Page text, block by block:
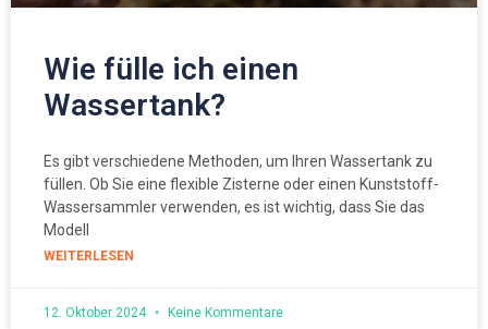
Wie fülle ich einen
Wassertank?
Es gibt verschiedene Methoden, um Ihren Wassertank zu
füllen. Ob Sie eine flexible Zisterne oder einen Kunststoff-
Wassersammler verwenden, es ist wichtig, dass Sie das
Modell
WEITERLESEN
12. Oktober 2024 Keine Kommentare